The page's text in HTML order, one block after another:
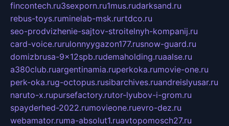
fincontech.ru3sexporn.ru1mus.rudarksand.ru
rebus-toys.ruminelab-msk.rurtdco.ru
seo-prodvizhenie-sajtov-stroitelnyh-kompanij.ru
card-voice.rurulonnyygazon177.rusnow-guard.ru
domizbrusa-9x12spb.rudemaholding.ruaalse.ru
a380club.ruargentinamia.ruperkoka.rumovie-one.ru
perk-oka.rug-octopus.rusibarchives.ruandreislyusar.ru
naruto-x.rupursefactory.rutor-lyubov-i-grom.ru
spayderhed-2022.rumovieone.ruevro-dez.ru
webamator.ruma-absolut1.ruavtopomosch27.ru